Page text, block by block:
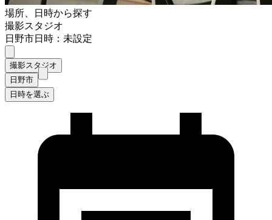
場所、日時から探す
撮影スタジオ
日野市日時：未設定
撮影スタジオ
日野市
日時を選ぶ